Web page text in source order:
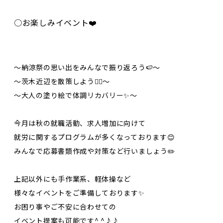
○お楽しみイベント❤️
〜納涼祭の思い出をみんなで振り返ろう🍉〜
〜茨木近辺を散策しよう🚶‍♀️〜
〜大人の塗り絵で体調リカバリー✨〜
今月は秋の就職活動、求人増加に向けて
就労に関するプログラムが多くなっております😊
みんなで応募書類作成や対策など行いましょう✏️
上記以外にも手作業系、軽体操など
様々なイベントをご準備しております✨
お困り事やご不安に合わせての
イベント提案も可能です^ ^♪♪